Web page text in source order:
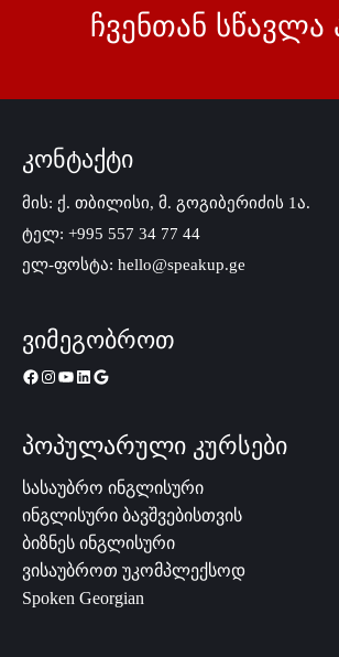
ჩვენთან სწავლა
კონტაქტი
მის: ქ. თბილისი, მ. გოგიბერიძის 1ა.
ტელ: +995 557 34 77 44
ელ-ფოსტა: hello@speakup.ge
ვიმეგობროთ
პოპულარული კურსები
სასაუბრო ინგლისური
ინგლისური ბავშვებისთვის
ბიზნეს ინგლისური
ვისაუბროთ უკომპლექსოდ
Spoken Georgian